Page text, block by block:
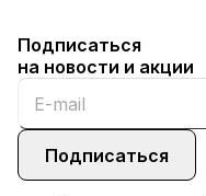
Подписаться
на новости и акции
Подписаться